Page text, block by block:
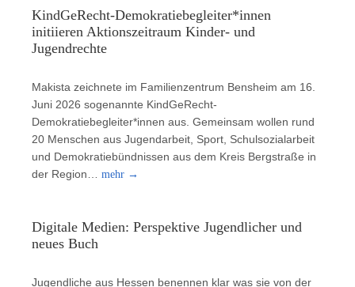
KindGeRecht-Demokratiebegleiter*innen
initiieren Aktionszeitraum Kinder- und
Jugendrechte
Makista zeichnete im Familienzentrum Bensheim am 16.
Juni 2026 sogenannte KindGeRecht-
Demokratiebegleiter*innen aus. Gemeinsam wollen rund
20 Menschen aus Jugendarbeit, Sport, Schulsozialarbeit
und Demokratiebündnissen aus dem Kreis Bergstraße in
der Region… mehr →
Digitale Medien: Perspektive Jugendlicher und
neues Buch
Jugendliche aus Hessen benennen klar was sie von der